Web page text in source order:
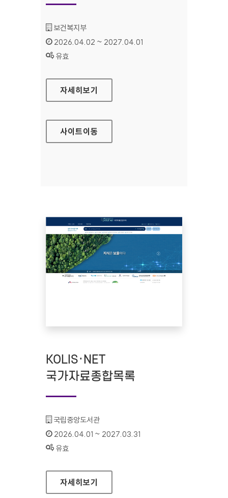
기관명 :
보건복지부
인증기간 :
2026.04.02 ~ 2027.04.01
상태 :
유효
보건복지상담센터
자세히보기
사이트이동
KOLIS·NET
국가자료종합목록
기관명 :
국립중앙도서관
인증기간 :
2026.04.01 ~ 2027.03.31
상태 :
유효
KOLIS·NET 국가자료종합목록
자세히보기